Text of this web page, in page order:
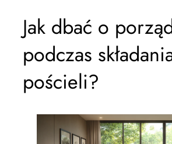
Jak dbać o
podczas
pościeli?